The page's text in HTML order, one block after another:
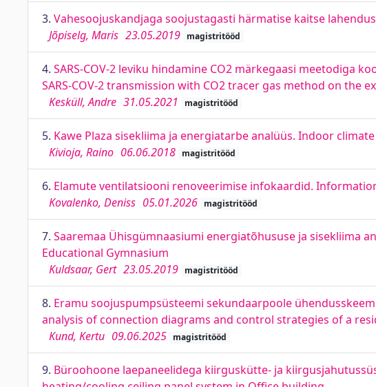
3. Vahesoojuskandjaga soojustagasti härmatise kaitse
Jõpiselg, Maris 23.05.2019 magistritööd
4. SARS-COV-2 leviku hindamine CO2 märkegaasi meetodiga
SARS-COV-2 transmission with CO2 tracer gas method on the
Kesküll, Andre 31.05.2021 magistritööd
5. Kawe Plaza sisekliima ja energiatarbe analüüs. Indoor
Kivioja, Raino 06.06.2018 magistritööd
6. Elamute ventilatsiooni renoveerimise infokaardid.
Kovalenko, Deniss 05.01.2026 magistritööd
7. Saaremaa Ühisgümnaasiumi energiatõhususe ja sisekliima
Educational Gymnasium
Kuldsaar, Gert 23.05.2019 magistritööd
8. Eramu soojuspumpsüsteemi sekundaarpoole
analysis of connection diagrams and control strategies of a
Kund, Kertu 09.06.2025 magistritööd
9. Büroohoone laepaneelidega kiirguskütte- ja